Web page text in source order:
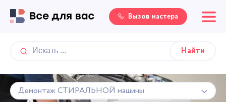
Вызов мастера
Демонтаж СТИРАЛЬНОЙ машины